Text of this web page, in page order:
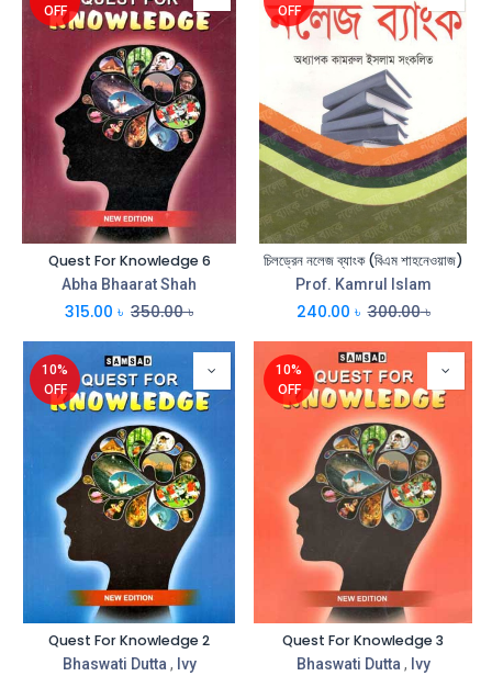
OFF
Quest For Knowledge 6
Abha Bhaarat Shah
315.00 ৳ 350.00৳
OFF
চিলড্রেন নলেজ ব্যাংক (বিএম শাহনেওয়াজ)
Prof. Kamrul Islam
240.00 ৳ 300.00৳
10%
OFF
Quest For Knowledge 2
Bhaswati Dutta , Ivy
10%
OFF
Quest For Knowledge 3
Bhaswati Dutta , Ivy